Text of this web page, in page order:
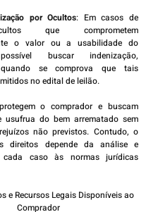
por Ocultos: Em casos de
que comprometem
o valor ou a usabilidade do
buscar indenização,
quando se comprova que tais
no edital de leilão.
o comprador e buscam
usufrua do bem arrematado sem
não previstos. Contudo, o
direitos depende da análise e
cada caso às normas jurídicas
e Recursos Legais Disponíveis ao
Comprador